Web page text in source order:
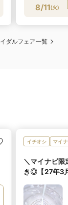
8/11(火)
ダルフェア一覧
イチオシ マイ
＼マイナビ限
き◎【27年3